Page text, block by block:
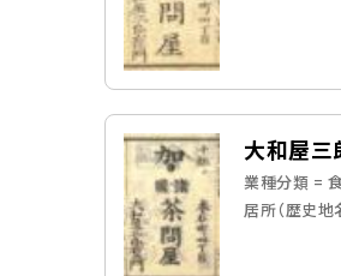
大和屋三
業種分類 =
居所（歴史地